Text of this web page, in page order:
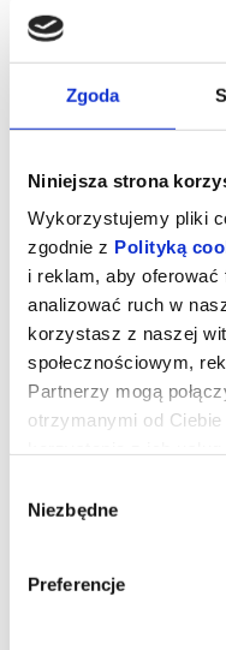
Zgoda
Niniejsza strona
Wykorzystujemy pliki
zgodnie z Polityką
i reklam, aby oferować
analizować ruch w
korzystasz z naszej
społecznościowym,
Partnerzy mogą
otrzymanymi od
zgody
Niezbędne
Preferencje
TOM I JERRY:
MUZEUM -
Museum Tom i Jerry
Kompas, który przenosi